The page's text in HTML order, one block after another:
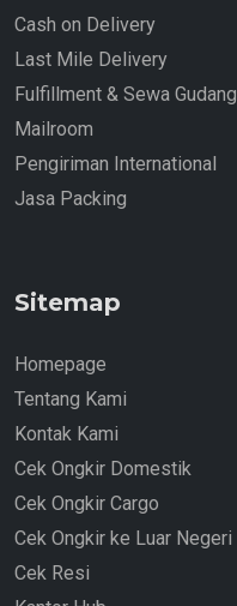
Cash on Delivery
Last Mile Delivery
Fulfillment & Sewa Gudang
Mailroom
Pengiriman International
Jasa Packing
Sitemap
Homepage
Tentang Kami
Kontak Kami
Cek Ongkir Domestik
Cek Ongkir Cargo
Cek Ongkir ke Luar Negeri
Cek Resi